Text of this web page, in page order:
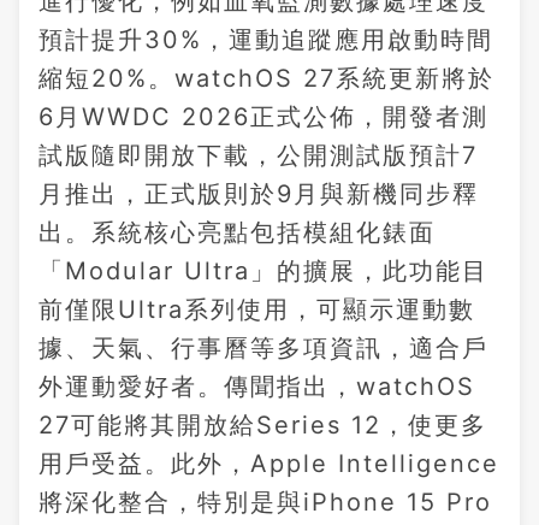
預計提升30%，運動追蹤應用啟動時間
縮短20%。watchOS 27系統更新將於
6月WWDC 2026正式公佈，開發者測
試版隨即開放下載，公開測試版預計7
月推出，正式版則於9月與新機同步釋
出。系統核心亮點包括模組化錶面
「Modular Ultra」的擴展，此功能目
前僅限Ultra系列使用，可顯示運動數
據、天氣、行事曆等多項資訊，適合戶
外運動愛好者。傳聞指出，watchOS
27可能將其開放給Series 12，使更多
用戶受益。此外，Apple Intelligence
將深化整合，特別是與iPhone 15 Pro